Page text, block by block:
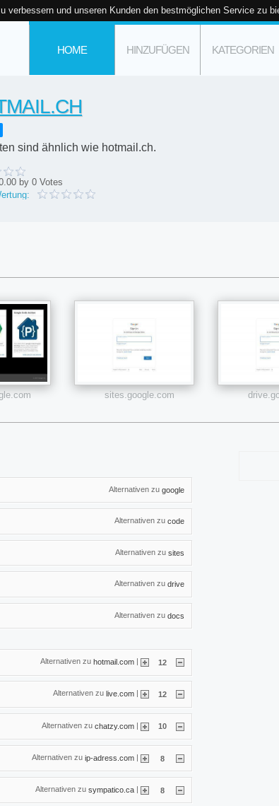
und unseren Kunden den bestmöglichen Service zu
HOME HINZUFÜGEN KATEGORIEN
sind ähnlich wie hotmail.ch.
by 0 Votes
sites.google.com
Alternativen zu google
Alternativen zu code
Alternativen zu sites
Alternativen zu drive
Alternativen zu docs
Alternativen zu hotmail.com | 12
Alternativen zu live.com 12
Alternativen zu chatzy.com | 10
Alternativen zu ip-adress.com | 8
Alternativen zu sympatico.ca | 8